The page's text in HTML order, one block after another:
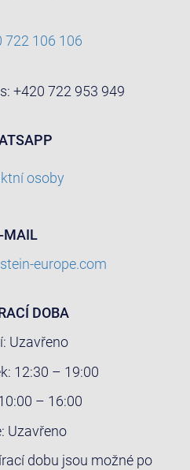
722 106 106
+420 722 953 949
osoby
MAIL
europe.com
DOBA
Uzavřeno
12:30 – 19:00
– 16:00
Uzavřeno
dobu jsou možné po